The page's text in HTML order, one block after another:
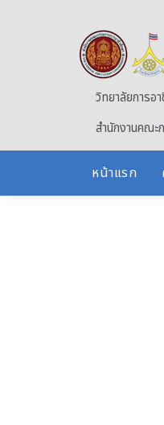
วิทยาลัยการอ
สำนักงานคณะ
หน้าแรก